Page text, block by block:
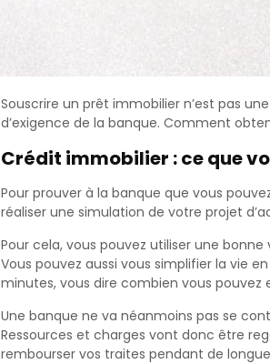
Souscrire un prêt immobilier n’est pas
d’exigence de la banque. Comment
Crédit immobilier : ce que
Pour prouver à la banque que vous
réaliser une simulation de votre projet
Pour cela, vous pouvez utiliser une
Vous pouvez aussi vous simplifier la vie
minutes, vous dire combien vous pouvez
Une banque ne va néanmoins pas se
Ressources et charges vont donc être
rembourser vos traites pendant de